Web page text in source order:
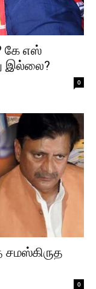
கே எஸ்
இல்லை?
0
0